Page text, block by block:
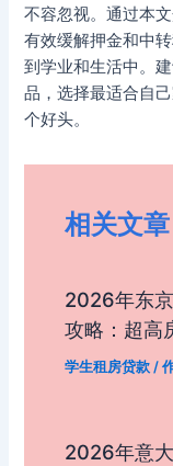
不容忽视。通过本
有效缓解押金和中
到学业和生活中。
品，选择最适合自
个好头。
相关文章
2026年东
攻略：超高
学生租房贷款/
2026年意